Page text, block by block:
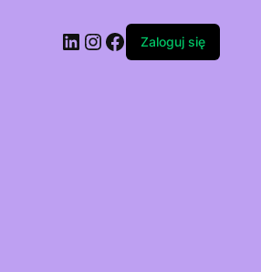
LinkedIn
Instagram
Facebook
Zaloguj się